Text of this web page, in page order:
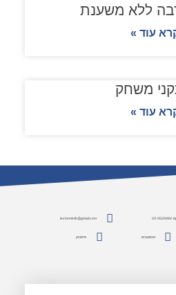
ללא משענת
עוד »
משחק
עוד »
9529484
lesheminfo@gmail.com
אינסטגרם פייסבוק